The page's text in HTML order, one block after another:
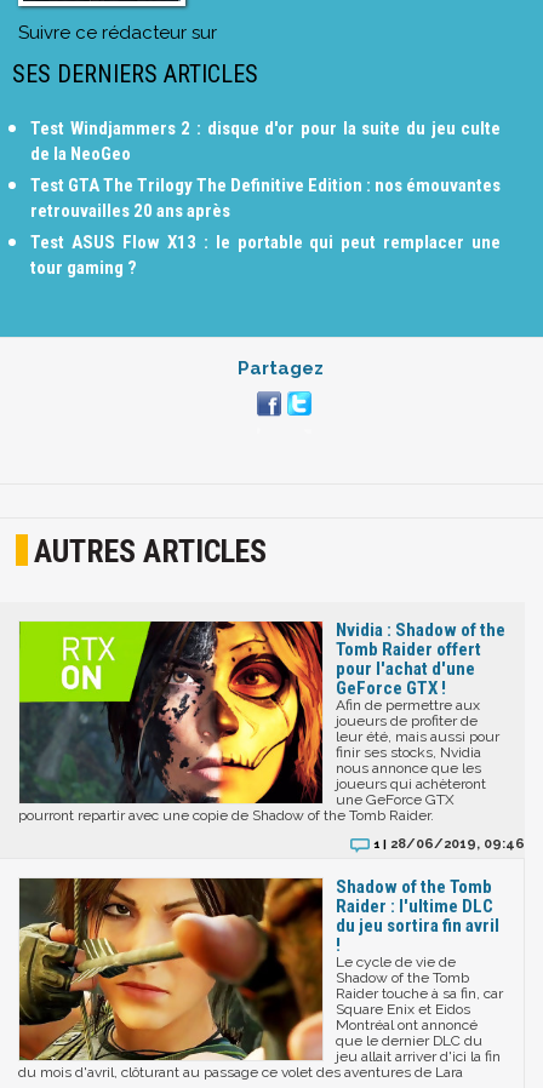
Suivre ce rédacteur sur
SES DERNIERS ARTICLES
Test Windjammers 2 : disque d'or pour la suite du jeu culte
de la NeoGeo
Test GTA The Trilogy The Definitive Edition : nos émouvantes
retrouvailles 20 ans après
Test ASUS Flow X13 : le portable qui peut remplacer une
tour gaming ?
Partagez
AUTRES ARTICLES
Nvidia : Shadow of the
Tomb Raider offert
pour l'achat d'une
GeForce GTX !
Afin de permettre aux
joueurs de profiter de
leur été, mais aussi pour
finir ses stocks, Nvidia
nous annonce que les
joueurs qui achèteront
une GeForce GTX
pourront repartir avec une copie de Shadow of the Tomb Raider.
1 | 28/06/2019, 09:46
Shadow of the Tomb
Raider : l'ultime DLC
du jeu sortira fin avril
!
Le cycle de vie de
Shadow of the Tomb
Raider touche à sa fin, car
Square Enix et Eidos
Montréal ont annoncé
que le dernier DLC du
jeu allait arriver d'ici la fin
du mois d'avril, clôturant au passage ce volet des aventures de Lara